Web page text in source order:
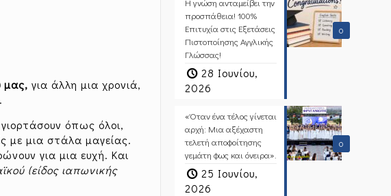
μας, για άλλη μια χρονιά,
.
όπως όλοι,
με μια στάλα μαγείας.
για μια ευχή. Και
(είδος ιαπωνικής
0
Η γνώση ανταμείβει την
προσπάθεια! 100%
Επιτυχία στις Εξετάσεις
Πιστοποίησης Αγγλικής
Γλώσσας!
28 Ιουνίου,
2026
0
«Όταν ένα τέλος γίνεται
αρχή: Μια αξέχαστη
τελετή αποφοίτησης
γεμάτη φως και όνειρα».
25 Ιουνίου,
2026